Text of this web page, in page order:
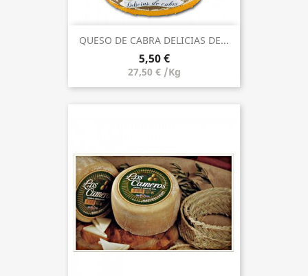
QUESO DE CABRA DELICIAS DE...
5,50 €
27,50 € /Kg